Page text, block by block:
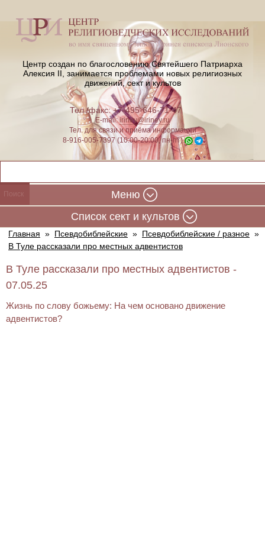
Центр создан по благословению Святейшего Патриарха
Алексия II, занимается проблемами новых религиозных
движений, сект и культов
Тел./факс: +7-495-646-71-47
E-mail:iriney@iriney.ru
Тел. для связи и приёма информации
8-916-005-7397 (10:00-20:00, пн-пт)
Меню
Cписок сект и культов
Главная » Псевдобиблейские » Псевдобиблейские / разное »
В Туле рассказали про местных адвентистов
В Туле рассказали про местных адвентистов -
07.05.25
Жизнь по слову божьему: На чем основано движение
адвентистов?